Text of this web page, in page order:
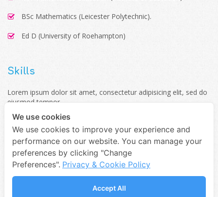
BSc Mathematics (Leicester Polytechnic).
Ed D (University of Roehampton)
Skills
Lorem ipsum dolor sit amet, consectetur adipisicing elit, sed do
eiusmod tempor
incididunt ut labore et dolore magna aliqua.
Vocal 75%
We use cookies
We use cookies to improve your experience and
performance on our website. You can manage your
preferences by clicking "Change
Preferences". Privacy & Cookie Policy
Accept All